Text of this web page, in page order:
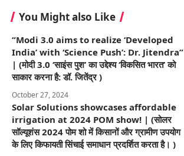
You Might also Like
“Modi 3.0 aims to realize ‘Developed
India’ with ‘Science Push’: Dr. Jitendra”
| (मोदी 3.0 ‘साइंस पुश’ का उद्देश्य ‘विकसित भारत’ को
साकार करना है: डॉ. जितेंद्र )
October 27, 2024
Solar Solutions showcases affordable
irrigation at 2024 POM show! | (सोलर
सॉल्यूशंस 2024 पोम शो में किसानों और ग्रामीण उपयोग
के लिए किफायती सिंचाई समाधान प्रदर्शित करता है। )